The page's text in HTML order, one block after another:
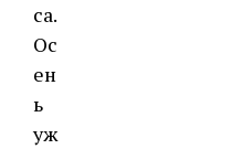
са.
Ос
ен
ь
уж